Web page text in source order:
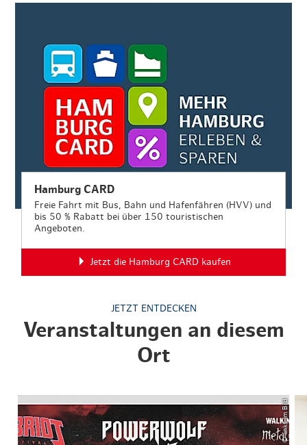
Hamburg CARD
Freie Fahrt mit Bus, Bahn und Hafenfähren (HVV) und
bis 50 % Rabatt bei über 150 touristischen
Angeboten.
Jetzt die Hamburg CARD kaufen
JETZT ENTDECKEN
Veranstaltungen an diesem
Ort
© links im Bild